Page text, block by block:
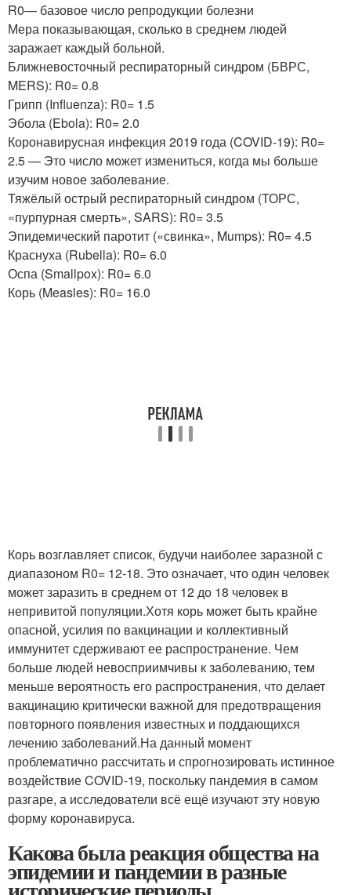
R0— базовое число репродукции болезни
Мера показывающая, сколько в среднем людей
заражает каждый больной.
Ближневосточный респираторный синдром (БВРС,
MERS): R0= 0.8
Грипп (Influenza): R0= 1.5
Эбола (Ebola): R0= 2.0
Коронавирусная инфекция 2019 года (COVID-19): R0=
2.5 — Это число может измениться, когда мы больше
изучим новое заболевание.
Тяжёлый острый респираторный синдром (ТОРС,
«пурпурная смерть», SARS): R0= 3.5
Эпидемический паротит («свинка», Mumps): R0= 4.5
Краснуха (Rubella): R0= 6.0
Оспа (Smallpox): R0= 6.0
Корь (Measles): R0= 16.0
Корь возглавляет список, будучи наиболее заразной с
диапазоном R0= 12-18. Это означает, что один человек
может заразить в среднем от 12 до 18 человек в
непривитой популяции.Хотя корь может быть крайне
опасной, усилия по вакцинации и коллективный
иммунитет сдерживают ее распространение. Чем
больше людей невосприимчивы к заболеванию, тем
меньше вероятность его распространения, что делает
вакцинацию критически важной для предотвращения
повторного появления известных и поддающихся
лечению заболеваний.На данный момент
проблематично рассчитать и спрогнозировать истинное
воздействие COVID-19, поскольку пандемия в самом
разгаре, а исследователи всё ещё изучают эту новую
форму коронавируса.
Какова была реакция общества на
эпидемии и пандемии в разные